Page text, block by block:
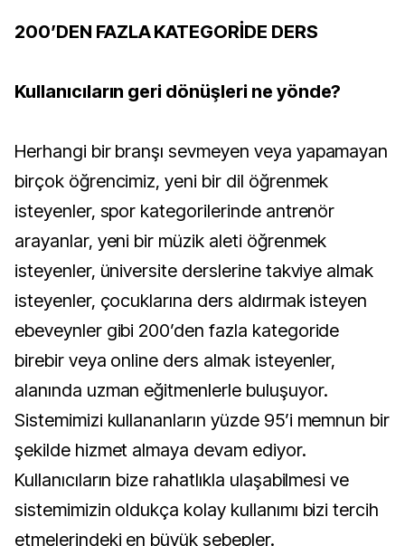
200’DEN FAZLA KATEGORİDE DERS
Kullanıcıların geri dönüşleri ne yönde?
Herhangi bir branşı sevmeyen veya yapamayan
birçok öğrencimiz, yeni bir dil öğrenmek
isteyenler, spor kategorilerinde antrenör
arayanlar, yeni bir müzik aleti öğrenmek
isteyenler, üniversite derslerine takviye almak
isteyenler, çocuklarına ders aldırmak isteyen
ebeveynler gibi 200’den fazla kategoride
birebir veya online ders almak isteyenler,
alanında uzman eğitmenlerle buluşuyor.
Sistemimizi kullananların yüzde 95’i memnun bir
şekilde hizmet almaya devam ediyor.
Kullanıcıların bize rahatlıkla ulaşabilmesi ve
sistemimizin oldukça kolay kullanımı bizi tercih
etmelerindeki en büyük sebepler.